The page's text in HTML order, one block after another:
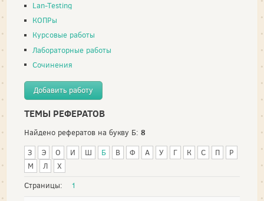
Lan-Testing
КОПРы
Курсовые работы
Лабораторные работы
Сочинения
Добавить работу
ТЕМЫ РЕФЕРАТОВ
Найдено рефератов на букву Б: 8
З Э О И Ш Б В Ф А У Г К С П
Р
М
Л
Х
Страницы:
1